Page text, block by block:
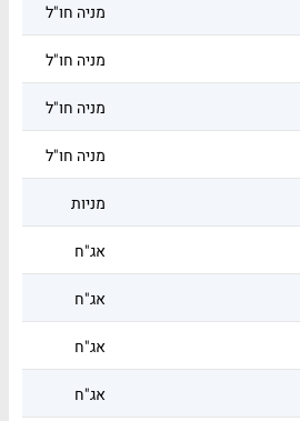
מניה חו"ל
מניה חו"ל
מניה חו"ל
מניה חו"ל
מניות
אג"ח
אג"ח
אג"ח
אג"ח